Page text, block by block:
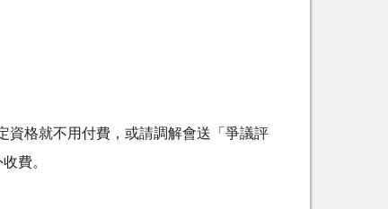
資格就不用付費，或請調解會送「爭議評
費。